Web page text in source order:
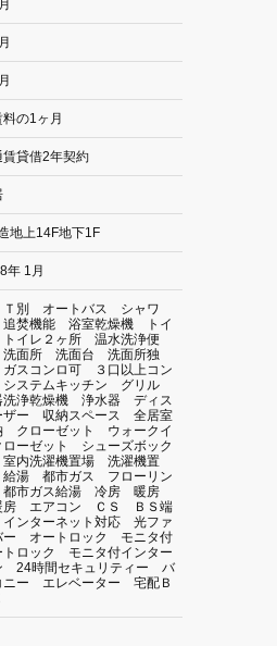
の1ヶ月
賃貸借2年契約
地上14F地下1F
年 1月
Ｔ別 オートバス シャワ
焚機能 浴室乾燥機 トイ
イレ２ヶ所 温水洗浄便
面所 洗面台 洗面所独
スコンロ可 ３口以上コン
ステムキッチン グリル
洗浄乾燥機 浄水器 ディス
ザー 収納スペース 全居室
クローゼット ウォークイ
ローゼット シューズボック
内洗濯機置場 洗濯機置
湯 都市ガス フローリン
市ガス給湯 冷房 暖房
房 エアコン ＣＳ ＢＳ端
ンターネット対応 光ファ
ー オートロック モニタ付
トロック モニタ付インター
24時間セキュリティー バ
ニー エレベーター 宅配Ｂ